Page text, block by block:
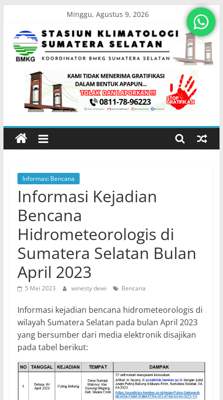
content
Minggu, Agustus 9, 2026
Stasiun
Klimatologi
Sumatera
Koordinator
BMKG
Sumatera
Selatan
Informasi Bencana
Informasi Kejadian
Bencana
Hidrometeorologis di
Sumatera Selatan Bulan
April 2023
5 Mei 2023 winesty dewi Bencana
Informasi kejadian bencana hidrometeorologis di
wilayah Sumatera Selatan pada bulan April 2023
yang bersumber dari media elektronik disajikan
pada tabel berikut: